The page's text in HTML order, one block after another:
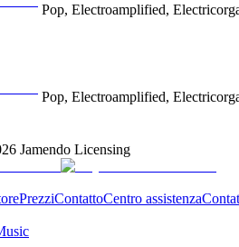
Pop, Electroamplified,
Pop, Electroamplified,
Jamendo Licensing
PrezziContattoCentro assistenza